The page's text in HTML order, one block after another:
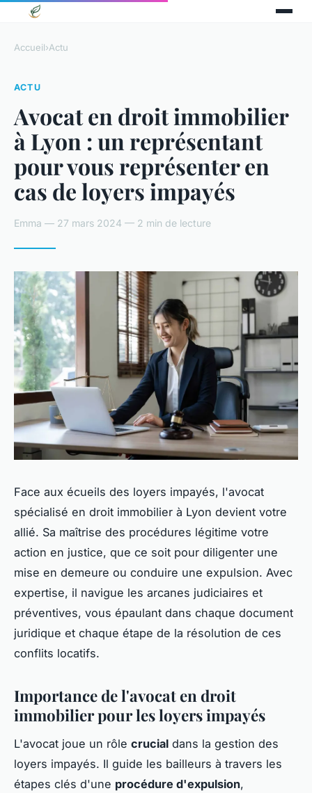
Accueil›Actu
ACTU
Avocat en droit immobilier
à Lyon : un représentant
pour vous représenter en
cas de loyers impayés
Emma — 27 mars 2024 — 2 min de lecture
Face aux écueils des loyers impayés, l'avocat
spécialisé en droit immobilier à Lyon devient votre
allié. Sa maîtrise des procédures légitime votre
action en justice, que ce soit pour diligenter une
mise en demeure ou conduire une expulsion. Avec
expertise, il navigue les arcanes judiciaires et
préventives, vous épaulant dans chaque document
juridique et chaque étape de la résolution de ces
conflits locatifs.
Importance de l'avocat en droit
immobilier pour les loyers impayés
L'avocat joue un rôle crucial dans la gestion des
loyers impayés. Il guide les bailleurs à travers les
étapes clés d'une procédure d'expulsion,